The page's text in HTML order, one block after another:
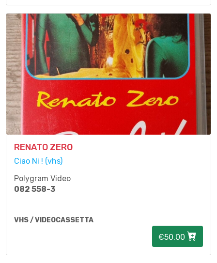
RENATO ZERO
Ciao Ni ! (vhs)
Polygram Video
082 558-3
VHS / VIDEOCASSETTA
€50.00